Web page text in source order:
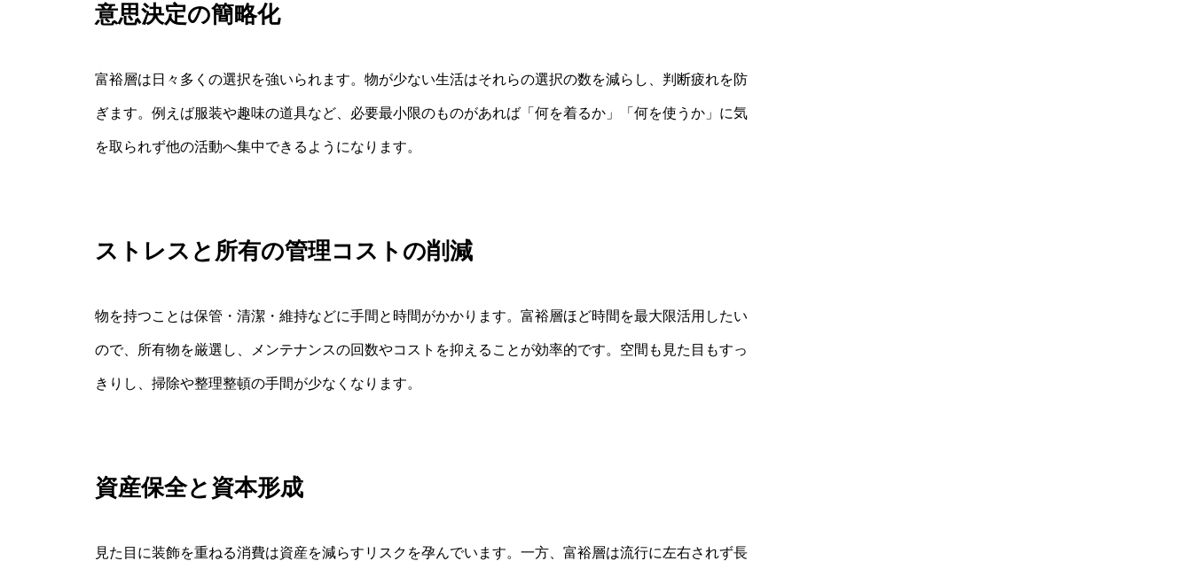
意思決定の簡略化
富裕層は日々多くの選択を強いられます。物が少ない生活はそれらの選択の数を減らし、判断疲れを防
ぎます。例えば服装や趣味の道具など、必要最小限のものがあれば「何を着るか」「何を使うか」に気
を取られず他の活動へ集中できるようになります。
ストレスと所有の管理コストの削減
物を持つことは保管・清潔・維持などに手間と時間がかかります。富裕層ほど時間を最大限活用したい
ので、所有物を厳選し、メンテナンスの回数やコストを抑えることが効率的です。空間も見た目もすっ
きりし、掃除や整理整頓の手間が少なくなります。
資産保全と資本形成
見た目に装飾を重ねる消費は資産を減らすリスクを孕んでいます。一方、富裕層は流行に左右されず長